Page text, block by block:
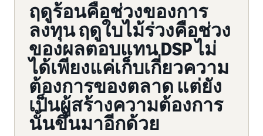
ฤดูร้อนคือช่วงของการ
ลงทุน ฤดูใบไม้ร่วงคือช่วง
ของผลตอบแทน DSP ไม่
ได้เพียงแค่เก็บเกี่ยวความ
ต้องการของตลาด แต่ยัง
เป็นผู้สร้างความต้องการ
นั้นขึ้นมาอีกด้วย